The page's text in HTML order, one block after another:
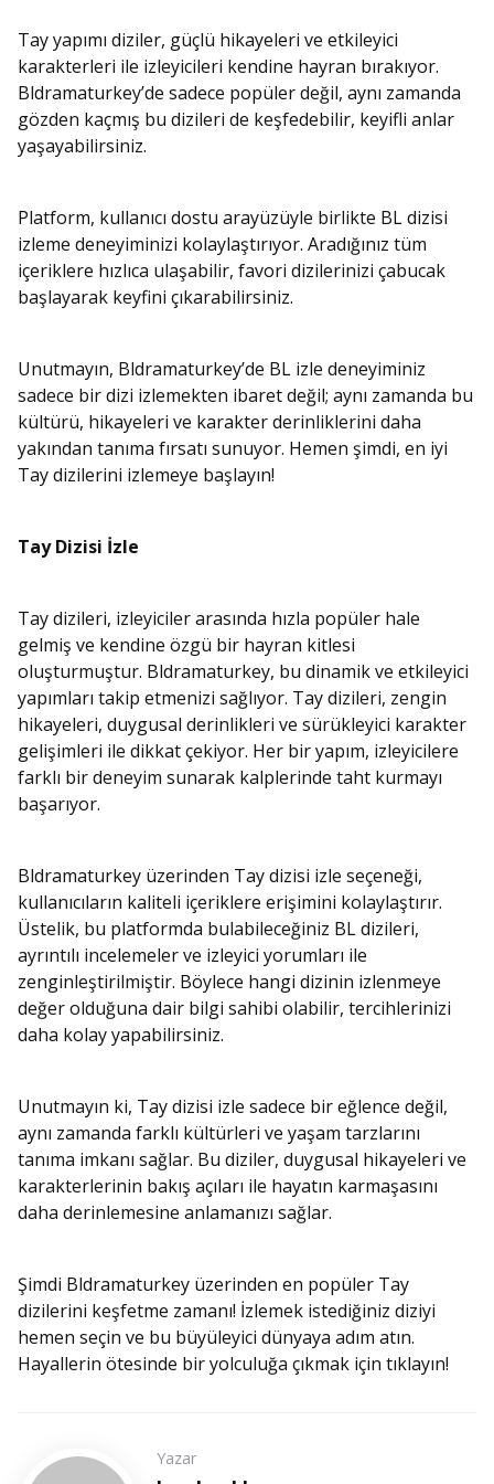
Tay yapımı diziler, güçlü hikayeleri ve etkileyici
karakterleri ile izleyicileri kendine hayran bırakıyor.
Bldramaturkey’de sadece popüler değil, aynı zamanda
gözden kaçmış bu dizileri de keşfedebilir, keyifli anlar
yaşayabilirsiniz.
Platform, kullanıcı dostu arayüzüyle birlikte BL dizisi
izleme deneyiminizi kolaylaştırıyor. Aradığınız tüm
içeriklere hızlıca ulaşabilir, favori dizilerinizi çabucak
başlayarak keyfini çıkarabilirsiniz.
Unutmayın, Bldramaturkey’de BL izle deneyiminiz
sadece bir dizi izlemekten ibaret değil; aynı zamanda bu
kültürü, hikayeleri ve karakter derinliklerini daha
yakından tanıma fırsatı sunuyor. Hemen şimdi, en iyi
Tay dizilerini izlemeye başlayın!
Tay Dizisi İzle
Tay dizileri, izleyiciler arasında hızla popüler hale
gelmiş ve kendine özgü bir hayran kitlesi
oluşturmuştur. Bldramaturkey, bu dinamik ve etkileyici
yapımları takip etmenizi sağlıyor. Tay dizileri, zengin
hikayeleri, duygusal derinlikleri ve sürükleyici karakter
gelişimleri ile dikkat çekiyor. Her bir yapım, izleyicilere
farklı bir deneyim sunarak kalplerinde taht kurmayı
başarıyor.
Bldramaturkey üzerinden Tay dizisi izle seçeneği,
kullanıcıların kaliteli içeriklere erişimini kolaylaştırır.
Üstelik, bu platformda bulabileceğiniz BL dizileri,
ayrıntılı incelemeler ve izleyici yorumları ile
zenginleştirilmiştir. Böylece hangi dizinin izlenmeye
değer olduğuna dair bilgi sahibi olabilir, tercihlerinizi
daha kolay yapabilirsiniz.
Unutmayın ki, Tay dizisi izle sadece bir eğlence değil,
aynı zamanda farklı kültürleri ve yaşam tarzlarını
tanıma imkanı sağlar. Bu diziler, duygusal hikayeleri ve
karakterlerinin bakış açıları ile hayatın karmaşasını
daha derinlemesine anlamanızı sağlar.
Şimdi Bldramaturkey üzerinden en popüler Tay
dizilerini keşfetme zamanı! İzlemek istediğiniz diziyi
hemen seçin ve bu büyüleyici dünyaya adım atın.
Hayallerin ötesinde bir yolculuğa çıkmak için tıklayın!
Yazar